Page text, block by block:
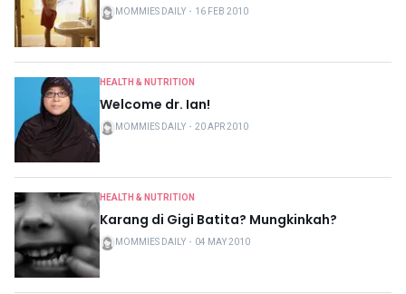
MOMMIES DAILY ・ 16 FEB 2010
HEALTH & NUTRITION
Welcome dr. Ian!
MOMMIES DAILY ・ 20 APR 2010
HEALTH & NUTRITION
Karang di Gigi Batita? Mungkinkah?
MOMMIES DAILY ・ 04 MAY 2010